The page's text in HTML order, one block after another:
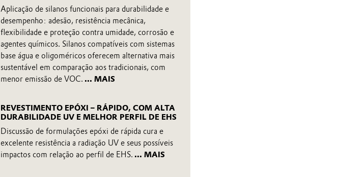
Aplicação de silanos funcionais para durabilidade e
desempenho: adesão, resistência mecânica,
flexibilidade e proteção contra umidade, corrosão e
agentes químicos. Silanos compatíveis com sistemas
base água e oligoméricos oferecem alternativa mais
sustentável em comparação aos tradicionais, com
menor emissão de VOC. ... MAIS
REVESTIMENTO EPÓXI – RÁPIDO, COM ALTA
DURABILIDADE UV E MELHOR PERFIL DE EHS
Discussão de formulações epóxi de rápida cura e
excelente resistência a radiação UV e seus possíveis
impactos com relação ao perfil de EHS. ... MAIS